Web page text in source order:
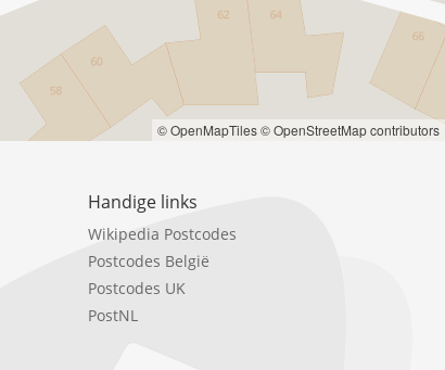
© OpenMapTiles© OpenStreetMap contributors
Handige links
Wikipedia Postcodes
Postcodes België
Postcodes UK
PostNL